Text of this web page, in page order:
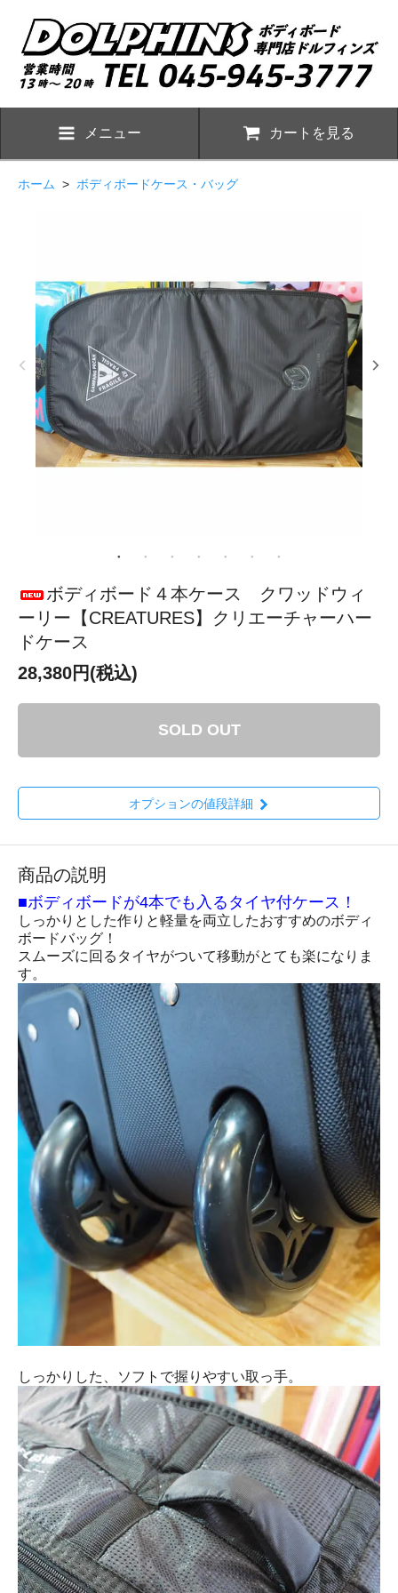
メニュー カートを見る
ホーム > ボディボードケース・バッグ
ボディボード４本ケース クワッドウィ
ーリー【CREATURES】クリエーチャーハー
ドケース
28,380円(税込)
SOLD OUT
オプションの値段詳細
商品の説明
■ボディボードが4本でも入るタイヤ付ケース！
しっかりとした作りと軽量を両立したおすすめのボディ
ボードバッグ！
スムーズに回るタイヤがついて移動がとても楽になりま
す。
しっかりした、ソフトで握りやすい取っ手。